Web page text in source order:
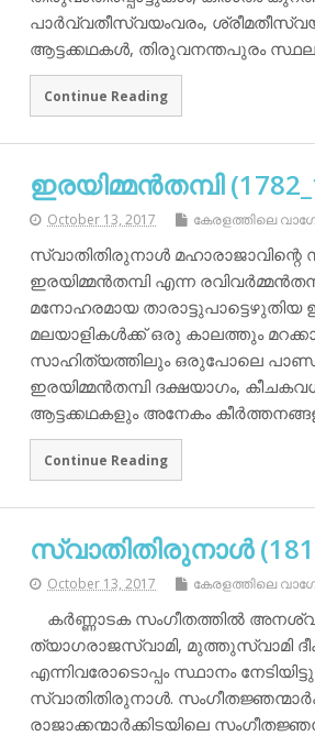
പാര്‍വ്വതീസ്വയംവരം,
ആട്ടക്കഥകള്‍, തിരുവനന്തപുരം
Continue Reading
ഇരയിമ്മന്‍തമ്പി
October 13, 2017 കേരളത്തിലെ
സ്വാതിതിരുനാള്‍
ഇരയിമ്മന്‍തമ്പി എന്ന
മനോഹരമായ താരാട്ടുപാട്ടെഴുതിയ
മലയാളികള്‍ക്ക് ഒരു കാലത്തും
സാഹിത്യത്തിലും ഒരുപോലെ
ഇരയിമ്മന്‍തമ്പി ദക്ഷയാഗം,
ആട്ടക്കഥകളും അനേകം
Continue Reading
സ്വാതിതിരുനാള്‍
October 13, 2017 കേരളത്തിലെ
കര്‍ണ്ണാടക സംഗീതത്തില്‍
ത്യാഗരാജസ്വാമി, മുത്തുസ്വാമി
എന്നിവരോടൊപ്പം സ്ഥാനം
സ്വാതിതിരുനാള്‍.
രാജാക്കന്മാര്‍ക്കിടയിലെ